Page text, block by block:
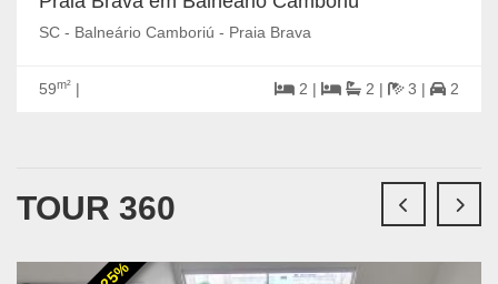
SC - Balneário Camboriú - Praia Brava
59m² | 2 | 2 | 3 | 2
TOUR 360